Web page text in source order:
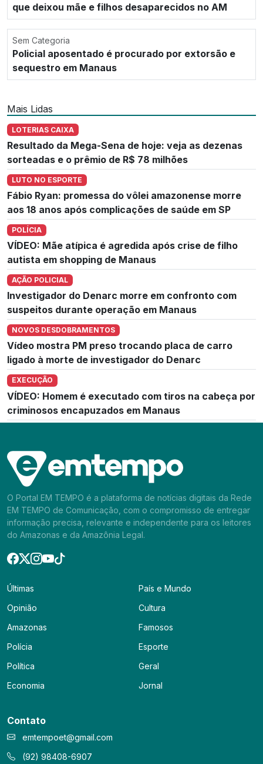
que deixou mãe e filhos desaparecidos no AM
Sem Categoria
Policial aposentado é procurado por extorsão e
sequestro em Manaus
Mais Lidas
LOTERIAS CAIXA
Resultado da Mega-Sena de hoje: veja as dezenas
sorteadas e o prêmio de R$ 78 milhões
LUTO NO ESPORTE
Fábio Ryan: promessa do vôlei amazonense morre
aos 18 anos após complicações de saúde em SP
POLÍCIA
VÍDEO: Mãe atípica é agredida após crise de filho
autista em shopping de Manaus
AÇÃO POLICIAL
Investigador do Denarc morre em confronto com
suspeitos durante operação em Manaus
NOVOS DESDOBRAMENTOS
Vídeo mostra PM preso trocando placa de carro
ligado à morte de investigador do Denarc
EXECUÇÃO
VÍDEO: Homem é executado com tiros na cabeça por
criminosos encapuzados em Manaus
O Portal EM TEMPO é a plataforma de notícias digitais da Rede
EM TEMPO de Comunicação, com o compromisso de entregar
informação precisa, relevante e independente para os leitores
do Amazonas e da Amazônia Legal.
Últimas
Opinião
Amazonas
Polícia
Política
Economia
País e Mundo
Cultura
Famosos
Esporte
Geral
Jornal
Contato
emtempoet@gmail.com
(92) 98408-6907